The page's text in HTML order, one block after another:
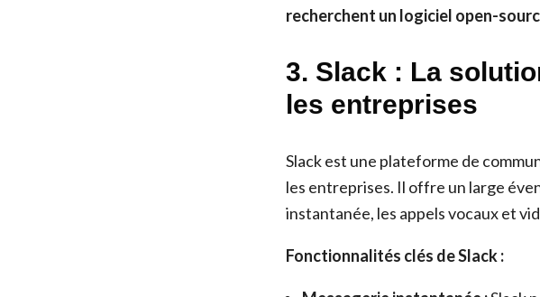
recherchent un logiciel open-
3. Slack : La
les entreprises
Slack est une plateforme de
les entreprises. Il offre un large
instantanée, les appels vocaux et
Fonctionnalités clés de Slack :